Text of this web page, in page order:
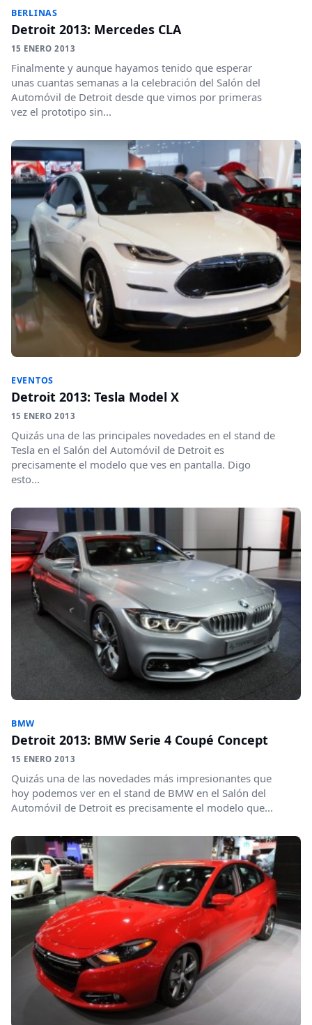
BERLINAS
Detroit 2013: Mercedes CLA
15 ENERO 2013
Finalmente y aunque hayamos tenido que esperar
unas cuantas semanas a la celebración del Salón del
Automóvil de Detroit desde que vimos por primeras
vez el prototipo sin...
EVENTOS
Detroit 2013: Tesla Model X
15 ENERO 2013
Quizás una de las principales novedades en el stand de
Tesla en el Salón del Automóvil de Detroit es
precisamente el modelo que ves en pantalla. Digo
esto...
BMW
Detroit 2013: BMW Serie 4 Coupé Concept
15 ENERO 2013
Quizás una de las novedades más impresionantes que
hoy podemos ver en el stand de BMW en el Salón del
Automóvil de Detroit es precisamente el modelo que...